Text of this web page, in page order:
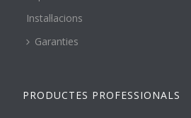
Instal·lacions
Garanties
PRODUCTES PROFESSIONALS